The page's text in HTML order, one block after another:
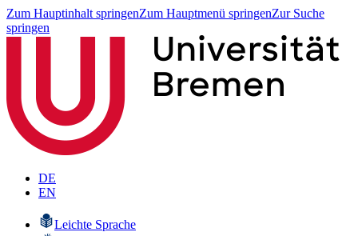
Zum Hauptinhalt springenZum Hauptmenü springenZur Suche
springen
DE
EN
Leichte Sprache